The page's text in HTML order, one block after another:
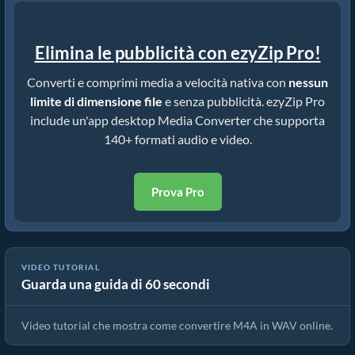
Elimina le pubblicità con ezyZip Pro!
Converti e comprimi media a velocità nativa con nessun
limite di dimensione file e senza pubblicità. ezyZip Pro
include un'app desktop Media Converter che supporta
140+ formati audio e video.
Prova Pro
VIDEO TUTORIAL
Guarda una guida di 60 secondi
Come Convertire M4A in WAV in Pochi Secondi!
Video tutorial che mostra come convertire M4A in WAV online.